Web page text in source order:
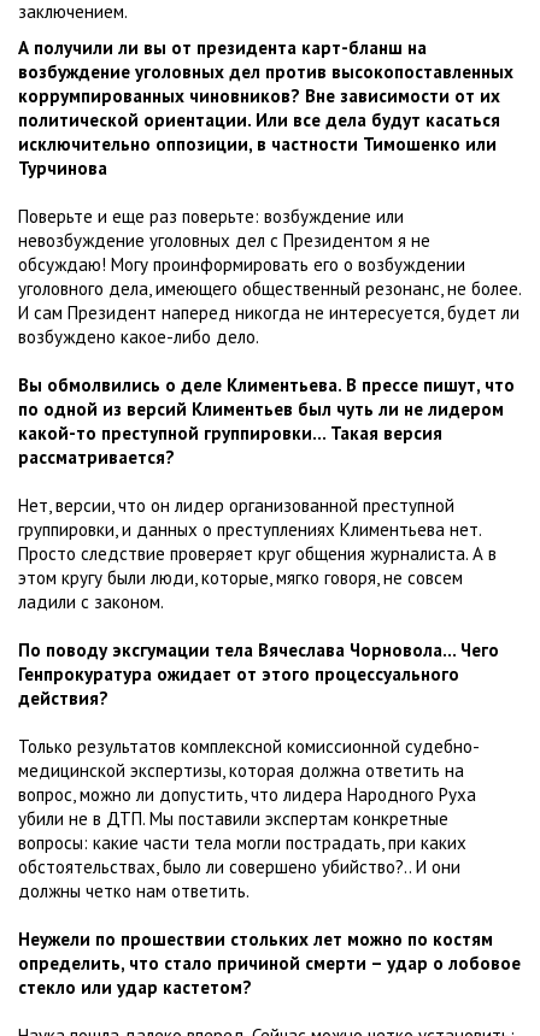
заключением.
А получили ли вы от президента карт-бланш на
возбуждение уголовных дел против высокопоставленных
коррумпированных чиновников? Вне зависимости от их
политической ориентации. Или все дела будут касаться
исключительно оппозиции, в частности Тимошенко или
Турчинова
Поверьте и еще раз поверьте: возбуждение или
невозбуждение уголовных дел с Президентом я не
обсуждаю! Могу проинформировать его о возбуждении
уголовного дела, имеющего общественный резонанс, не более.
И сам Президент наперед никогда не интересуется, будет ли
возбуждено какое-либо дело.
Вы обмолвились о деле Климентьева. В прессе пишут, что
по одной из версий Климентьев был чуть ли не лидером
какой-то преступной группировки... Такая версия
рассматривается?
Нет, версии, что он лидер организованной преступной
группировки, и данных о преступлениях Климентьева нет.
Просто следствие проверяет круг общения журналиста. А в
этом кругу были люди, которые, мягко говоря, не совсем
ладили с законом.
По поводу эксгумации тела Вячеслава Чорновола... Чего
Генпрокуратура ожидает от этого процессуального
действия?
Только результатов комплексной комиссионной судебно-
медицинской экспертизы, которая должна ответить на
вопрос, можно ли допустить, что лидера Народного Руха
убили не в ДТП. Мы поставили экспертам конкретные
вопросы: какие части тела могли пострадать, при каких
обстоятельствах, было ли совершено убийство?.. И они
должны четко нам ответить.
Неужели по прошествии стольких лет можно по костям
определить, что стало причиной смерти – удар о лобовое
стекло или удар кастетом?